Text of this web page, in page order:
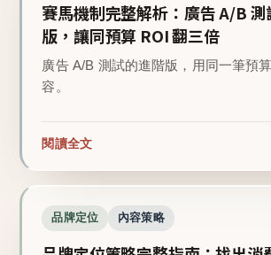
賽馬機制完整解析：廣告 A/B
版，讓同預算 ROI 翻三倍
廣告 A/B 測試的進階版，用同一筆預
容。
閱讀全文
品牌定位 內容策略